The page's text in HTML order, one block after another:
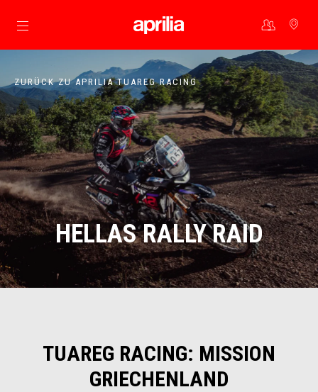
Skip to content
ZURÜCK ZU APRILIA TUAREG RACING
HELLAS RALLY RAID
TUAREG RACING: MISSION
GRIECHENLAND